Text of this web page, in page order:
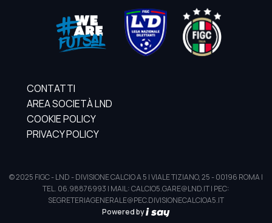
CONTATTI
AREA SOCIETÀ LND
COOKIE POLICY
PRIVACY POLICY
© 2025 FIGC - LND - DIVISIONE CALCIO A 5 | VIALE TIZIANO, 25 - 00196 ROMA |
TEL. 06.98876993 | MAIL: CALCIO5.GARE@LND.IT | PEC:
SEGRETERIAGENERALE@PEC.DIVISIONECALCIOA5.IT
Powered by